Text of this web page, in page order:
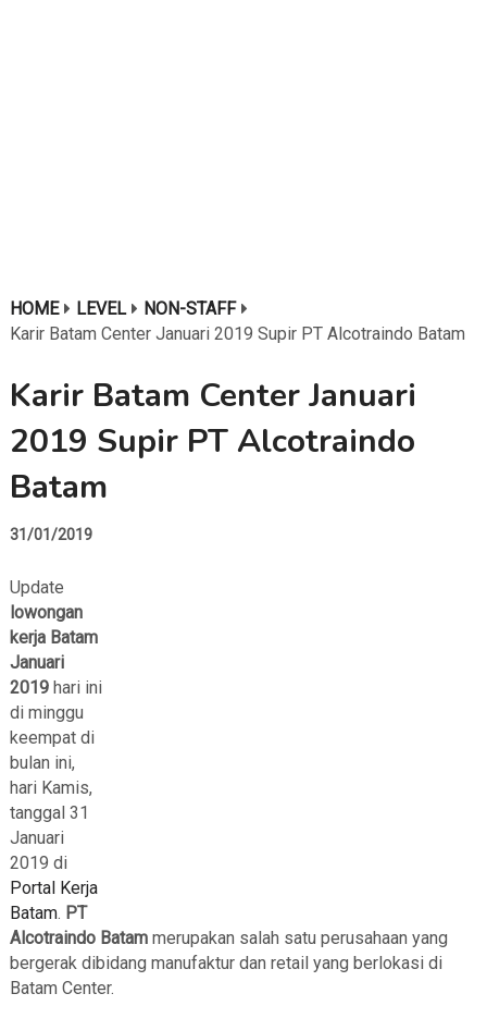
HOME LEVEL
NON-STAFF
Karir Batam Center Januari 2019 Supir PT Alcotraindo Batam
Karir Batam Center Januari
2019 Supir PT Alcotraindo
Batam
31/01/2019
Update
lowongan
kerja Batam
Januari
2019hari ini
di minggu
keempat di
bulan ini,
hari Kamis,
tanggal 31
Januari
2019 di
Portal Kerja
Batam. PT
Alcotraindo Batam merupakan salah satu perusahaan yang
bergerak dibidang manufaktur dan retail yang berlokasi di
Batam Center.